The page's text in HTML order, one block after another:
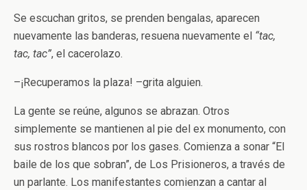
Se escuchan gritos, se prenden bengalas, aparecen
nuevamente las banderas, resuena nuevamente el “tac,
tac, tac”, el cacerolazo.
–¡Recuperamos la plaza! –grita alguien.
La gente se reúne, algunos se abrazan. Otros
simplemente se mantienen al pie del ex monumento, con
sus rostros blancos por los gases. Comienza a sonar “El
baile de los que sobran”, de Los Prisioneros, a través de
un parlante. Los manifestantes comienzan a cantar al